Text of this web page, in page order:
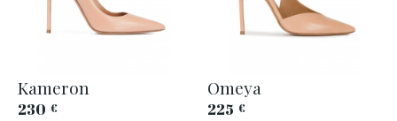
Kameron
230 €
Omeya
225 €